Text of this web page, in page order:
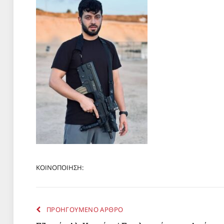
ΚΟΙΝΟΠΟΙΗΣΗ:
ΠΡΟΗΓΟΥΜΕΝΟ ΑΡΘΡΟ